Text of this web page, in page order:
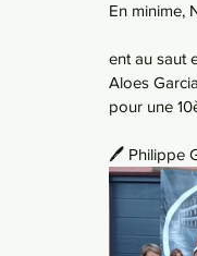
En minime,
ent au saut
Aloes
pour une
🖊️ Philippe